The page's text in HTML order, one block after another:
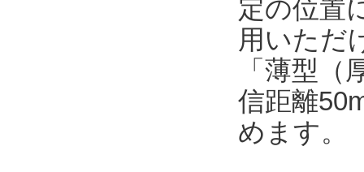
定の位置
用いただ
「薄型
信距離
めます。